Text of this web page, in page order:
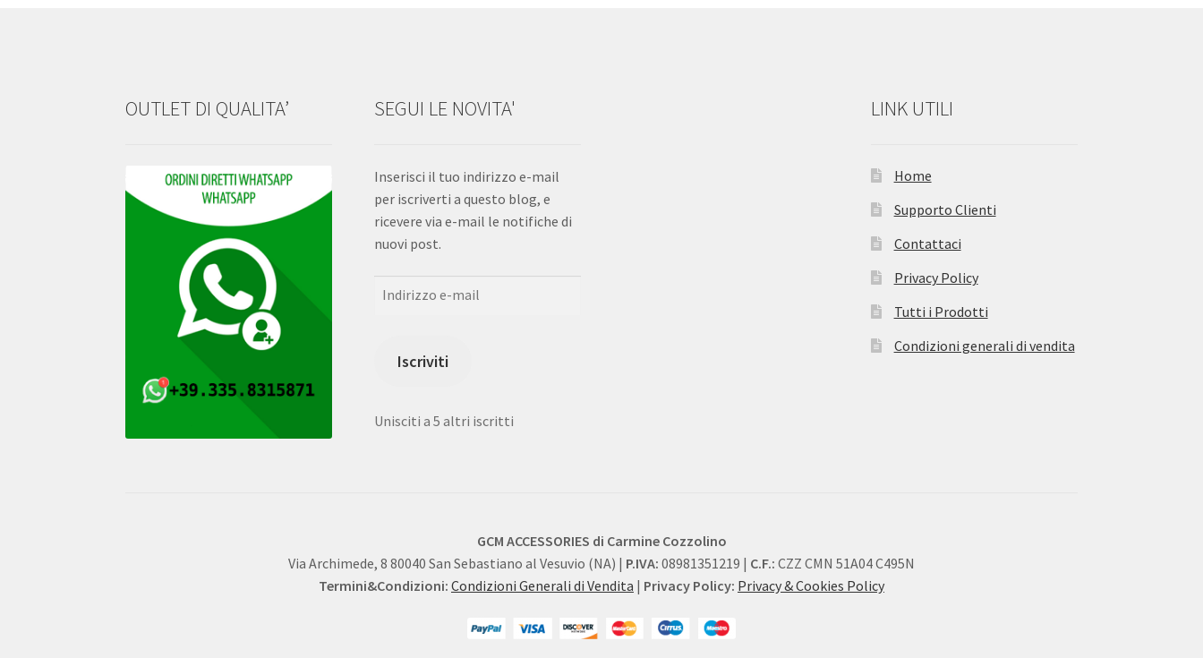
OUTLET DI QUALITA’ SEGUI LE NOVITA'
Inserisci il tuo indirizzo e-mail
per iscriverti a questo blog, e
ricevere via e-mail le notifiche di
nuovi post.
Iscriviti
Unisciti a 5 altri iscritti
LINK UTILI
Home
Supporto Clienti
Contattaci
Privacy Policy
Tutti i Prodotti
Condizioni generali di vendita
GCM ACCESSORIES di Carmine Cozzolino
Via Archimede, 8 80040 San Sebastiano al Vesuvio (NA) | P.IVA: 08981351219 | C.F.: CZZ CMN 51A04 C495N
Termini&Condizioni: Condizioni Generali di Vendita | Privacy Policy: Privacy & Cookies Policy